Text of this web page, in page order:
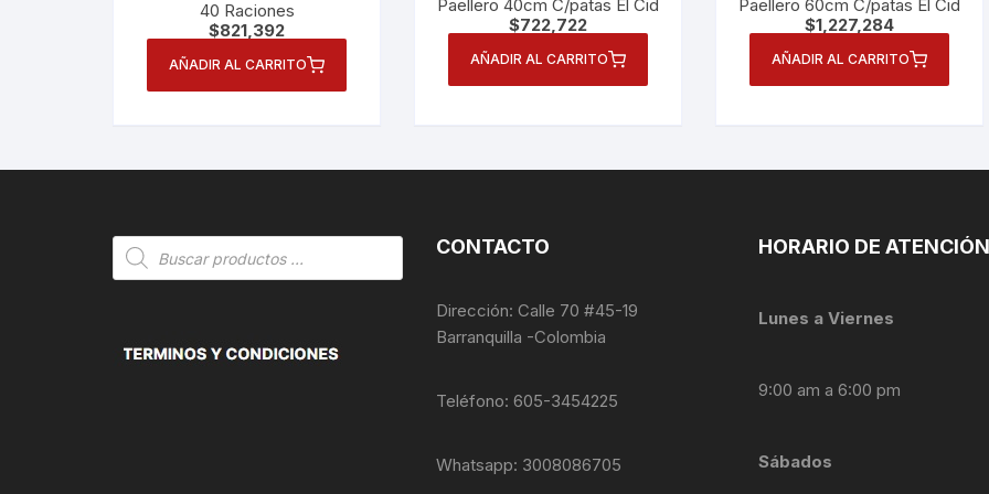
40 Raciones
$821,392
AÑADIR AL CARRITO
Paellero 40cm C/patas El Cid
$722,722
AÑADIR AL CARRITO
Paellero 60cm C/patas El Cid
$1,227,284
AÑADIR AL CARRITO
Búsqueda
de
CONTACTO
Dirección: Calle 70 #45-19
Barranquilla -Colombia
Teléfono: 605-3454225
Whatsapp: 3008086705
HORARIO DE ATENCIÓN
Lunes a Viernes
9:00 am a 6:00 pm
Sábados